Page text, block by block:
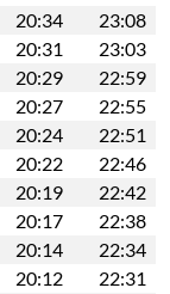
20:34
23:08
20:31
23:03
20:29
22:59
20:27
22:55
20:24
22:51
20:22
22:46
20:19
22:42
20:17
22:38
20:14
22:34
20:12
22:31